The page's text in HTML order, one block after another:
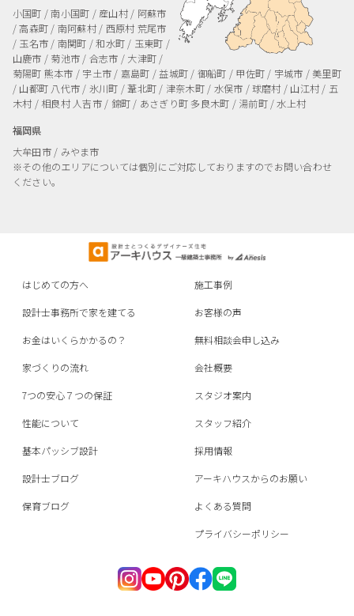
小国町 / 南小国町 / 産山村 / 阿蘇市
/ 高森町 / 南阿蘇村 / 西原村 荒尾市
/ 玉名市 / 南関町 / 和水町 / 玉東町 /
山鹿市 / 菊池市 / 合志市 / 大津町 /
菊陽町 熊本市 / 宇土市 / 嘉島町 / 益城町 / 御船町 / 甲佐町 / 宇城市 / 美里町
/ 山都町 八代市 / 氷川町 / 葦北町 / 津奈木町 / 水俣市 / 球磨村 / 山江村 / 五
木村 / 相良村人吉市 / 錦町 / あさぎり町 多良木町 / 湯前町 / 水上村
福岡県
大牟田市 / みやま市
※その他のエリアについては個別にご対応しておりますのでお問い合わせ
ください。
はじめての方へ
設計士事務所で家を建てる
お金はいくらかかるの？
家づくりの流れ
7つの安心７つの保証
性能について
基本パッシブ設計
設計士ブログ
保育ブログ
施工事例
お客様の声
無料相談会申し込み
会社概要
スタジオ案内
スタッフ紹介
採用情報
アーキハウスからのお願い
よくある質問
プライバシーポリシー